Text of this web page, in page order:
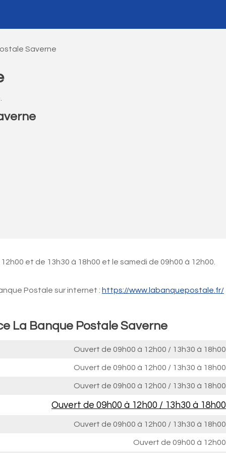
Saverne
et de 13h30 à 18h00 et le samedi de 09h00 à 12h00.
Postale sur internet : https://www.labanquepostale.fr/
La Banque Postale Saverne
Ouvert de 09h00 à 12h00 / 13h30 à 18h00
Ouvert de 09h00 à 12h00 / 13h30 à 18h00
Ouvert de 09h00 à 12h00 / 13h30 à 18h00
Ouvert de 09h00 à 12h00 / 13h30 à 18h00
Ouvert de 09h00 à 12h00 / 13h30 à 18h00
Ouvert de 09h00 à 12h00